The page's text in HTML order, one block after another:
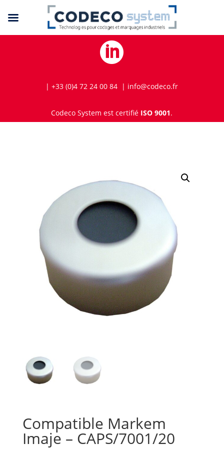

| +33 (0)4 72 24 00 84 | info@codeco.fr
Codeco System est certifié ISO 9001.
Compatible Markem
Imaje – CAPS/7001/20